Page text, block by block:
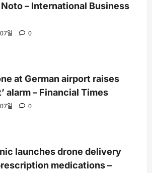
– International Business
일 0
at German airport raises
alarm – Financial Times
일 0
launches drone delivery
medications –